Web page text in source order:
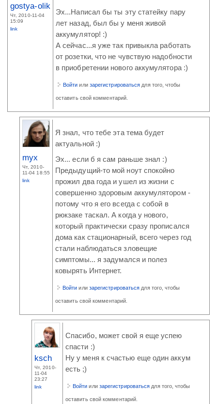
gostya-olik
Чт, 2010-11-04
15:09
link
Эх...Написал бы ты эту статейку пару
лет назад, был бы у меня живой
аккумулятор! :)
А сейчас...я уже так привыкла работать
от розетки, что не чувствую надобности
в приобретении нового аккумулятора :)
Войти или зарегистрироваться для того, чтобы
оставить свой комментарий.
myx
Чт, 2010-
11-04 18:55
link
Я знал, что тебе эта тема будет
актуальной :)
Эх... если б я сам раньше знал :)
Предыдущий-то мой ноут спокойно
прожил два года и ушел из жизни с
совершенно здоровым аккумулятором -
потому что я его всегда с собой в
рюкзаке таскал. А когда у нового,
который практически сразу прописался
дома как стационарный, всего через год
стали наблюдаться зловещие
симптомы... я задумался и полез
ковырять Интернет.
Войти или зарегистрироваться для того, чтобы
оставить свой комментарий.
ksch
Чт, 2010-
11-04
23:27
link
Спасибо, может свой я еще успею
спасти :)
Ну у меня к счастью еще один аккум
есть ;)
Войти или зарегистрироваться для того, чтобы
оставить свой комментарий.